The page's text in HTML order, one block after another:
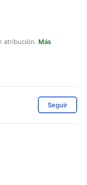
atribución. Más
Seguir